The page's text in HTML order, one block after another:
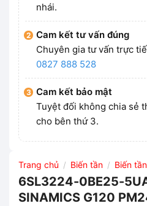
nhái.
Cam kết tư vấn đúng
Chuyên gia tư vấn trực
0827 888 528
Cam kết bảo mật
Tuyệt đối không chia sẻ
cho bên thứ 3.
Trang chủ / Biến tần / Biến
6SL3224-0BE25-
SINAMICS G120